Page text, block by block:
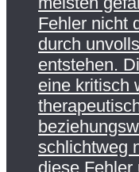
Fehler nicht
durch
entstehen.
eine kritisch
schlichtweg
diese Fehler